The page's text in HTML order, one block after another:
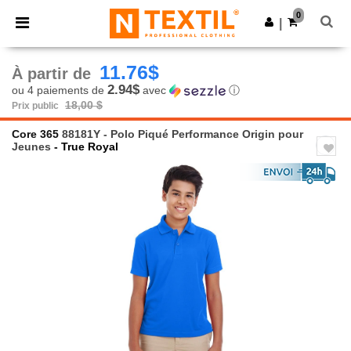
× Appli Ntextil
Meilleurs prix sur l’app !
Obtenir l'appli
0
À partir de 11.76$
ou 4 paiements de 2.94$avec ⓘ
Prix public 18,00 $
Core 365 88181Y - Polo Piqué Performance Origin pour
Jeunes - True Royal